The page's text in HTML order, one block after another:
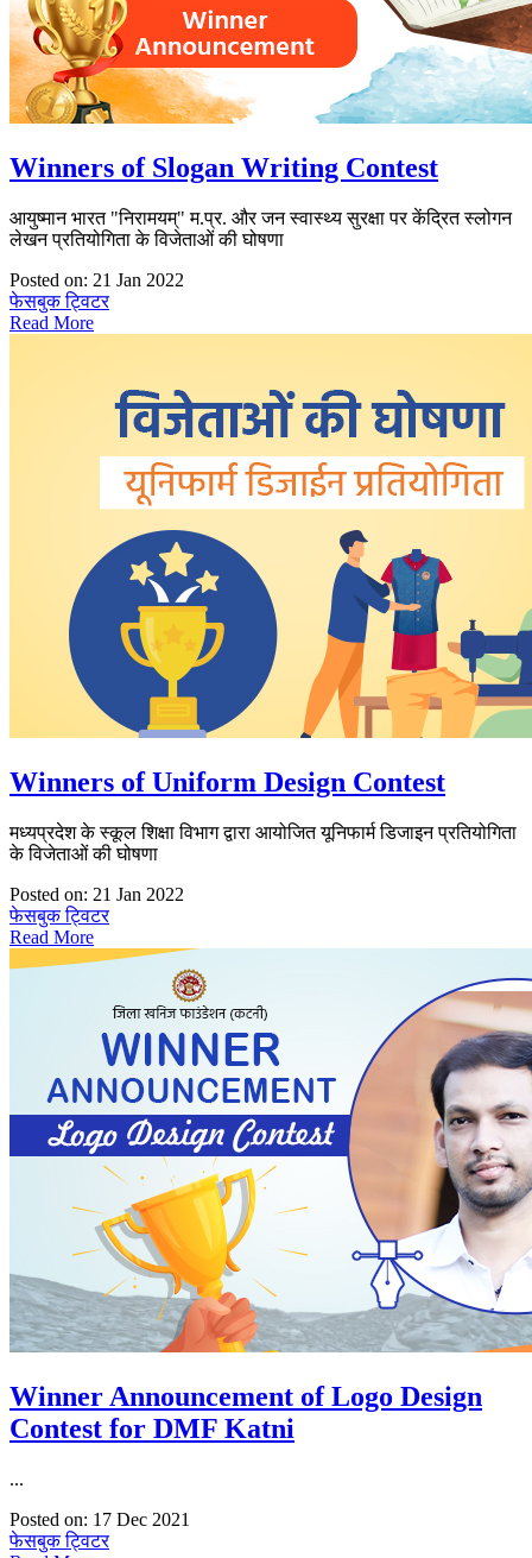
Winners of Slogan Writing Contest
आयुष्मान भारत "निरामयम्" म.प्र. और जन स्वास्थ्य सुरक्षा पर केंद्रित स्लोगन
लेखन प्रतियोगिता के विजेताओं की घोषणा
Posted on: 21 Jan 2022
फेसबुकट्विटर
Read More
Winners of Uniform Design Contest
मध्यप्रदेश के स्कूल शिक्षा विभाग द्वारा आयोजित यूनिफार्म डिजाइन प्रतियोगिता
के विजेताओं की घोषणा
Posted on: 21 Jan 2022
फेसबुकट्विटर
Read More
Winner Announcement of Logo Design
Contest for DMF Katni
...
Posted on: 17 Dec 2021
फेसबुकट्विटर